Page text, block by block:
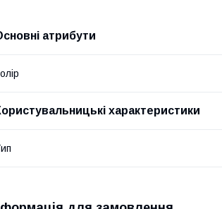
атрибути
характеристики